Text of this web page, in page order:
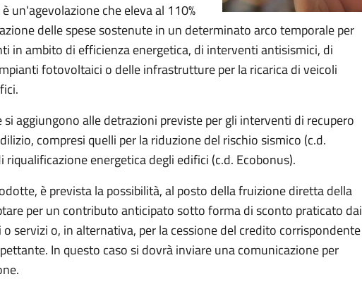
è un'agevolazione che eleva al 110%
delle spese sostenute in un determinato arco temporale per
in ambito di efficienza energetica, di interventi antisismici, di
fotovoltaici o delle infrastrutture per la ricarica di veicoli
si aggiungono alle detrazioni previste per gli interventi di recupero
compresi quelli per la riduzione del rischio sismico (c.d.
riqualificazione energetica degli edifici (c.d. Ecobonus).
è prevista la possibilità, al posto della fruizione diretta della
per un contributo anticipato sotto forma di sconto praticato dai
servizi o, in alternativa, per la cessione del credito corrispondente
In questo caso si dovrà inviare una comunicazione per